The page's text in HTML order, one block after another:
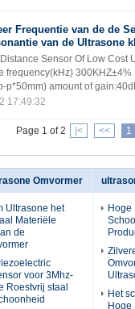
Frequentie van de de
van de Ultrasone
Sensor Of Low Cost
frequency(kHz)
p*50mm) amount of
17:49:32
Page 1 of 2 |< << 1
Omvormer
Ultrasone het
Materiële
de
voor 3Mhz-
Roestvrij staal
Hoge
Het
Hoge